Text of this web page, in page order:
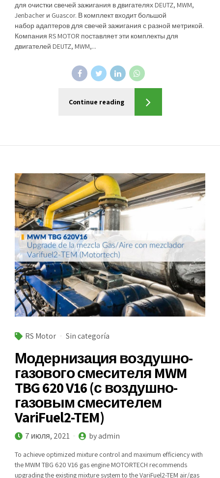
для очистки свечей зажигания в двигателях DEUTZ, MWM,
Jenbacher и Guascor. В комплект входит большой
набор адаптеров для свечей зажигания с разной метрикой.
Компания RS MOTOR поставляет эти комплекты для
двигателей DEUTZ, MWM,...
Continue reading
RS Motor Sin categoría
Модернизация воздушно-
газового смесителя MWM
TBG 620 V16 (с воздушно-
газовым смесителем
VariFuel2-TEM)
7 июля, 2021 by admin
To achieve optimized mixture control and maximum efficiency with
the MWM TBG 620 V16 gas engine MOTORTECH recommends
upgrading the existing mixture system to the VariFuel2-TEM air/gas